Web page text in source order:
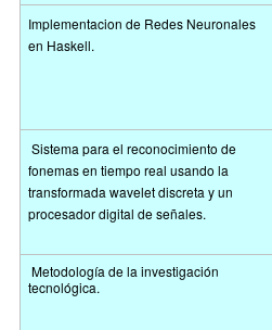
Implementacion de Redes Neuronales
en Haskell.
Sistema para el reconocimiento de
fonemas en tiempo real usando la
transformada wavelet discreta y un
procesador digital de señales.
Metodología de la investigación
tecnológica.